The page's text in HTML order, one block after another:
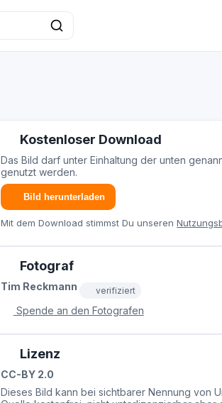
Kostenloser Download
Das Bild darf unter Einhaltung der unten
genutzt werden.
Bild herunterladen
Mit dem Download stimmst Du unseren
Fotograf
Tim Reckmann verifiziert
Spende an den Fotografen
Lizenz
CC-BY 2.0
Dieses Bild kann bei sichtbarer Nennung von